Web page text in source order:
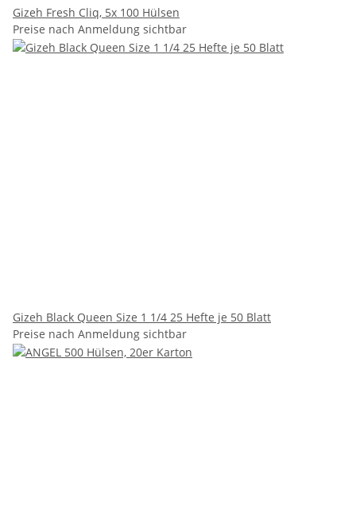
Gizeh Fresh Cliq, 5x 100 Hülsen
Preise nach Anmeldung sichtbar
Gizeh Black Queen Size 1 1/4 25 Hefte je 50 Blatt
Preise nach Anmeldung sichtbar